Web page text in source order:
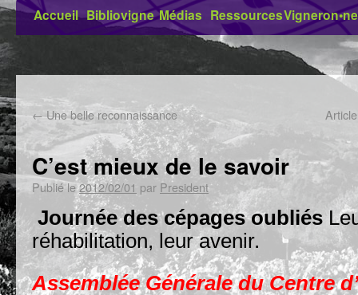
Accueil Bibliovigne Médias Ressources
←Une belle reconnaissance
C’est mieux de le savoir
Publié le2012/02/01 par President
Journée des cépages oubliés
réhabilitation, leur avenir.
Assemblée Générale du Centre